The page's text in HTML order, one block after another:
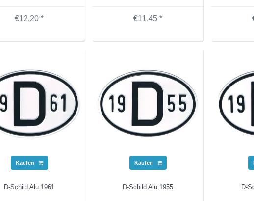
€12,20 * €11,45 *
Kaufen
D-Schild Alu 1961
Kaufen
D-Schild Alu 1955 D-